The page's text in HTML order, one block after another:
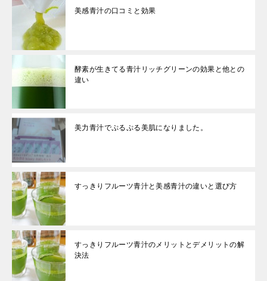
美感青汁の口コミと効果
酵素が生きてる青汁リッチグリーンの効果と他との
違い
美力青汁でぷるぷる美肌になりました。
すっきりフルーツ青汁と美感青汁の違いと選び方
すっきりフルーツ青汁のメリットとデメリットの解
決法